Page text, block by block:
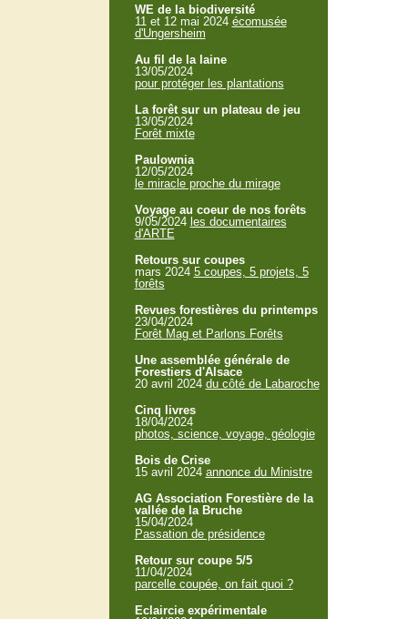
WE de la biodiversité
11 et 12 mai 2024 écomusée
d'Ungersheim
Au fil de la laine
13/05/2024
pour protéger les plantations
La forêt sur un plateau de jeu
13/05/2024
Forêt mixte
Paulownia
12/05/2024
le miracle proche du mirage
Voyage au coeur de nos forêts
9/05/2024 les documentaires
d'ARTE
Retours sur coupes
mars 2024 5 coupes, 5 projets, 5
forêts
Revues forestières du printemps
23/04/2024
Forêt Mag et Parlons Forêts
Une assemblée générale de
Forestiers d'Alsace
20 avril 2024 du côté de Labaroche
Cinq livres
18/04/2024
photos, science, voyage, géologie
Bois de Crise
15 avril 2024 annonce du Ministre
AG Association Forestière de la
vallée de la Bruche
15/04/2024
Passation de présidence
Retour sur coupe 5/5
11/04/2024
parcelle coupée, on fait quoi ?
Eclaircie expérimentale